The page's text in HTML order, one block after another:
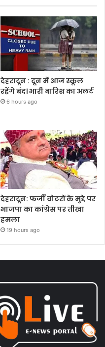
देहरादून : दून में आज स्कूल
रहेंगे बंद। भारी बारिश का अलर्ट
6 hours ago
देहरादून: फर्जी वोटरों के मुद्दे पर
भाजपा का कांग्रेस पर तीखा
हमला
19 hours ago